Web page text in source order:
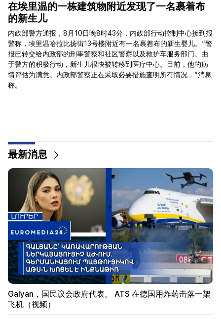
在埃里温的一栋建筑物附近发现了一名裹着布
的新生儿
内政部警方通报，8月10日晚8时43分，内政部行动控制中心接到报
警称，埃里温哈拉比扬街13号楼附近有一名裹着布的新生婴儿。“警
报已转交给内政部的刑事警察和社区警察以及救护车服务部门。由
于警方的积极行动，新生儿很快被转移到医疗中心。目前，他的病
情评估为满意。内政部警察正在采取必要措施查明所有情况，”消息
称。
最新消息
Galyan，国民议会政府代表。 ATS 在德国用炸药击落一架
飞机（视频）